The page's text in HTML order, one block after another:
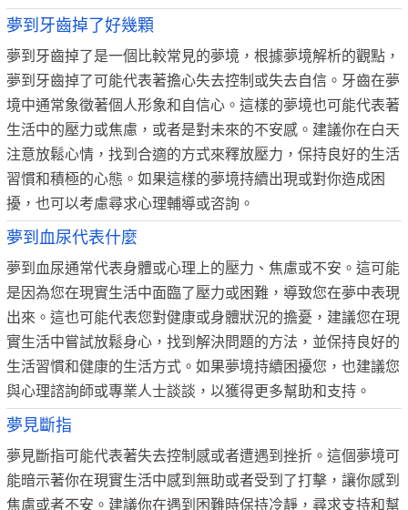
夢到牙齒掉了好幾顆
夢到牙齒掉了是一個比較常見的夢境，根據夢境解析的觀點，
夢到牙齒掉了可能代表著擔心失去控制或失去自信。牙齒在夢
境中通常象徵著個人形象和自信心。這樣的夢境也可能代表著
生活中的壓力或焦慮，或者是對未來的不安感。建議你在白天
注意放鬆心情，找到合適的方式來釋放壓力，保持良好的生活
習慣和積極的心態。如果這樣的夢境持續出現或對你造成困
擾，也可以考慮尋求心理輔導或咨詢。
夢到血尿代表什麼
夢到血尿通常代表身體或心理上的壓力、焦慮或不安。這可能
是因為您在現實生活中面臨了壓力或困難，導致您在夢中表現
出來。這也可能代表您對健康或身體狀況的擔憂，建議您在現
實生活中嘗試放鬆身心，找到解決問題的方法，並保持良好的
生活習慣和健康的生活方式。如果夢境持續困擾您，也建議您
與心理諮詢師或專業人士談談，以獲得更多幫助和支持。
夢見斷指
夢見斷指可能代表著失去控制感或者遭遇到挫折。這個夢境可
能暗示著你在現實生活中感到無助或者受到了打擊，讓你感到
焦慮或者不安。建議你在遇到困難時保持冷靜，尋求支持和幫